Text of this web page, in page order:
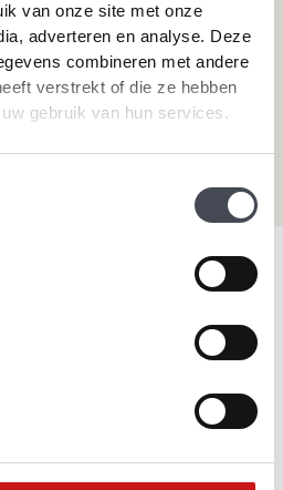
van onze site met onze
adverteren en analyse. Deze
combineren met andere
verstrekt of die ze hebben
gebruik van hun services.
Voorwaarden
/